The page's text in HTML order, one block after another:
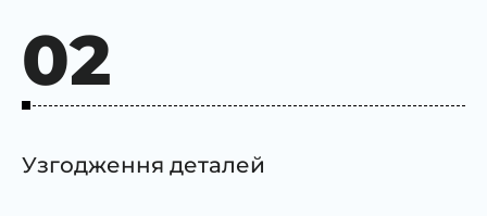
02
Узгодження деталей